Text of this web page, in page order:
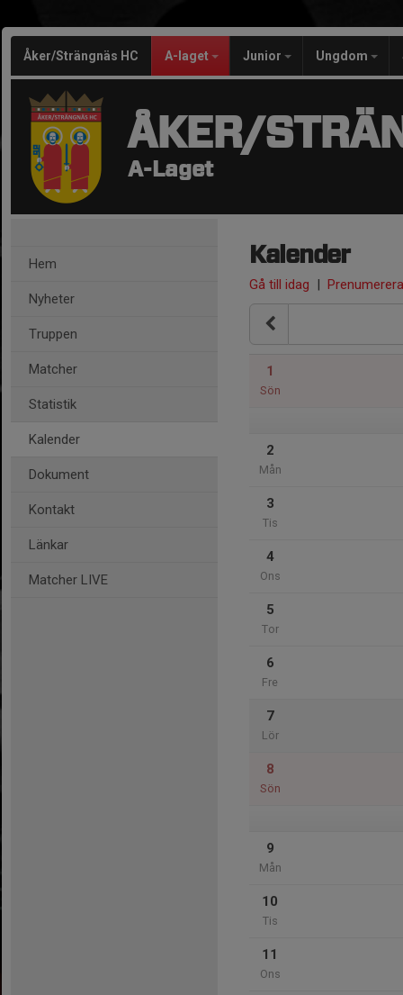
Åker/Strängnäs HC A-laget Junior Ungdom
ÅKER/
A-Laget
Hem
Nyheter
Truppen
Matcher
Statistik
Kalender
Dokument
Kontakt
Länkar
Matcher LIVE
Kalender
Gå till idag | Prenumerera
1
Sön
2
Mån
3
Tis
4
Ons
5
Tor
6
Fre
7
Lör
8
Sön
9
Mån
10
Tis
11
Ons